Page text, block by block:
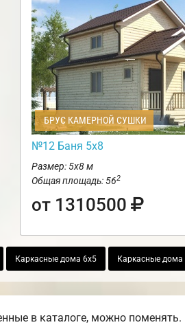
БРУС КАМЕРНОЙ СУШКИ
№12 Баня 5х8
Размер: 5х8 м
Общая площадь: 562
от 1310500
Каркасные дома 6х5 Каркасные дома
в каталоге, можно